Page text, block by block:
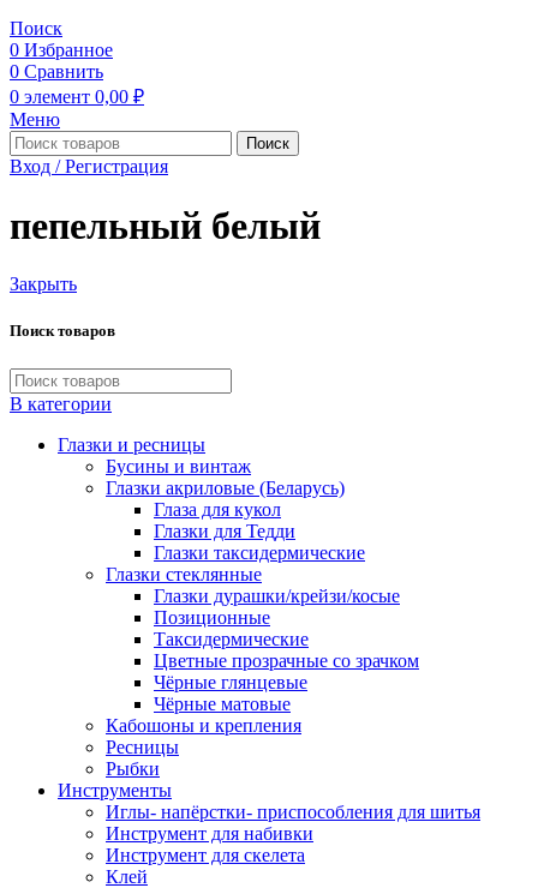
Поиск
0 Избранное
0 Сравнить
0 элемент 0,00 ₽
Меню
Поиск
Вход / Регистрация
пепельный белый
Закрыть
Поиск товаров
В категории
Глазки и ресницы
Бусины и винтаж
Глазки акриловые (Беларусь)
Глаза для кукол
Глазки для Тедди
Глазки таксидермические
Глазки стеклянные
Глазки дурашки/крейзи/косые
Позиционные
Таксидермические
Цветные прозрачные со зрачком
Чёрные глянцевые
Чёрные матовые
Кабошоны и крепления
Ресницы
Рыбки
Инструменты
Иглы- напёрстки- приспособления для шитья
Инструмент для набивки
Инструмент для скелета
Клей